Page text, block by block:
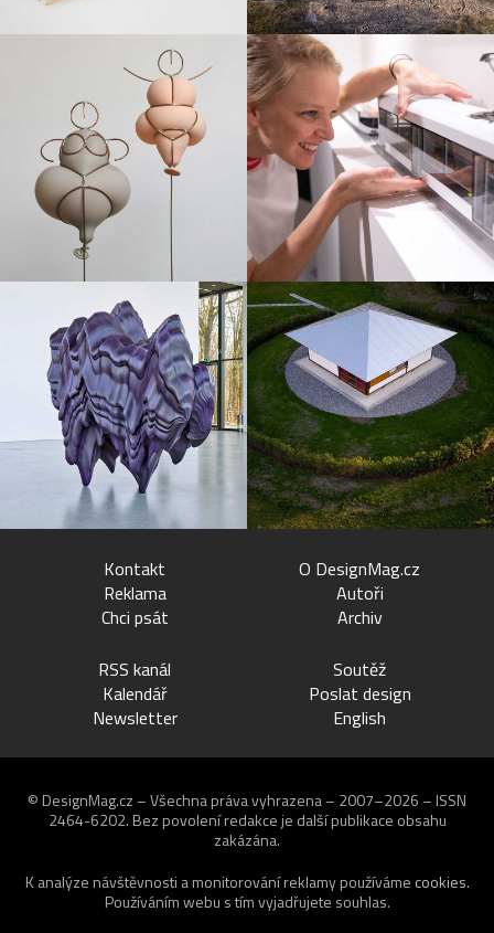
Kontakt
Reklama
Chci psát
O DesignMag.cz
Autoři
Archiv
RSS kanál
Kalendář
Newsletter
Soutěž
Poslat design
English
© DesignMag.cz – Všechna práva vyhrazena – 2007–2026 – ISSN
2464-6202. Bez povolení redakce je další publikace obsahu
zakázána.
K analýze návštěvnosti a monitorování reklamy používáme cookies.
Používáním webu s tím vyjadřujete souhlas.